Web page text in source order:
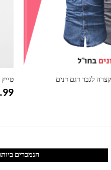
לגבר דגם דנים
הנמכרים